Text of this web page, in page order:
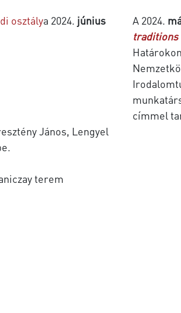
osztálya 2024. június
János, Lengyel
terem
A 2024.
traditions
címmel